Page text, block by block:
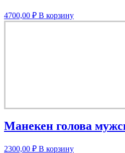
4700,00 ₽ В корзину
Манекен голова
2300,00 ₽ В корзину